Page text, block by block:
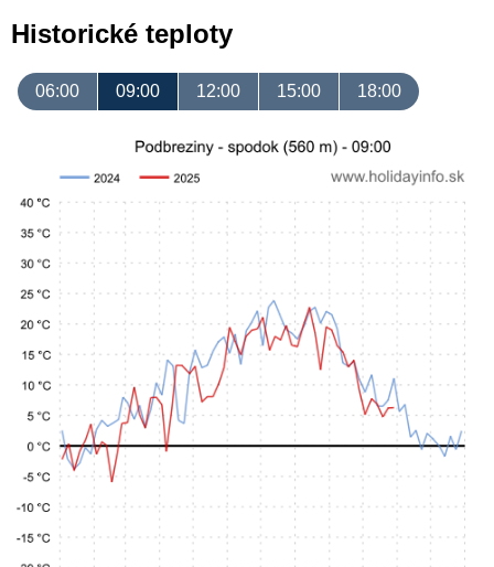
Historické teploty
06:00 09:00 12:00 15:00 18:00